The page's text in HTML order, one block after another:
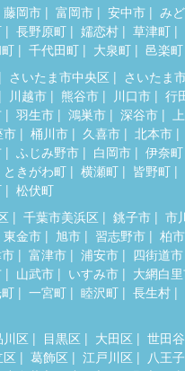
藤岡市 富岡市 安中市
み
長野原町 嬬恋村 草津町
千代田町 大泉町
邑楽町
さいたま市中央区
さいたま
川越市
熊谷市 川口市
行
羽生市 鴻巣市 深谷市
市
桶川市 久喜市 北本市
ふじみ野市 白岡市 伊奈町
ときがわ町
横瀬町 皆野町
松伏町
千葉市美浜区 銚子市
市
東金市
旭市 習志野市
柏市
富津市 浦安市
四街道市
山武市 いすみ市
大網白
一宮町 睦沢町 長生村
川区 目黒区 大田区
世田
葛飾区 江戸川区
八王